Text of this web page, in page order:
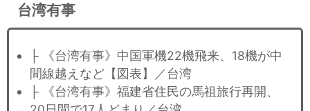
台湾有事
├ 《台湾有事》中国軍機22機飛来、18機が中
間線越えなど【図表】／台湾
├ 《台湾有事》福建省住民の馬祖旅行再開、